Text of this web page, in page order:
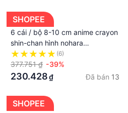
SHOPEE
6 cái / bộ 8-10 cm anime crayon
shin-chan hình nohara
shinnosuke hamburg tráng
miệng phim hoạt hình q phiên
bản pvc hình hành động mô hình
(6)
377.751 ₫ -39%
230.428₫ Đã bán 13
SHOPEE